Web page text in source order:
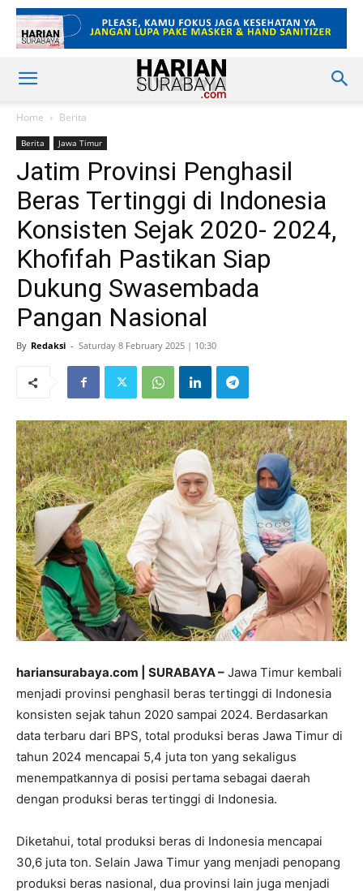
Home Berita
Berita Jawa Timur
Jatim Provinsi Penghasil
Beras Tertinggi di Indonesia
Konsisten Sejak 2020- 2024,
Khofifah Pastikan Siap
Dukung Swasembada
Pangan Nasional
By Redaksi - Saturday 8 February 2025 | 10:30
hariansurabaya.com | SURABAYA – Jawa Timur kembali
menjadi provinsi penghasil beras tertinggi di Indonesia
konsisten sejak tahun 2020 sampai 2024. Berdasarkan
data terbaru dari BPS, total produksi beras Jawa Timur di
tahun 2024 mencapai 5,4 juta ton yang sekaligus
menempatkannya di posisi pertama sebagai daerah
dengan produksi beras tertinggi di Indonesia.
Diketahui, total produksi beras di Indonesia mencapai
30,6 juta ton. Selain Jawa Timur yang menjadi penopang
produksi beras nasional, dua provinsi lain juga menjadi